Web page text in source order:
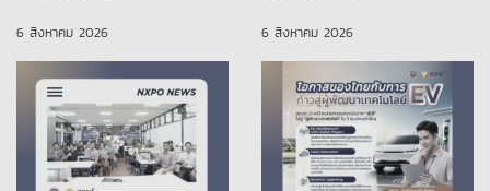
6 สิงหาคม 2026 6 สิงหาคม 2026